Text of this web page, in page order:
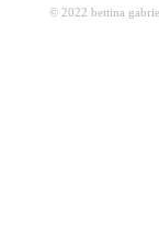
© 2022 bettina